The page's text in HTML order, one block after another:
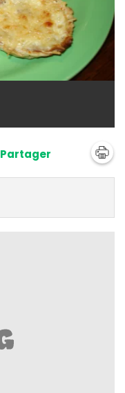
Partager